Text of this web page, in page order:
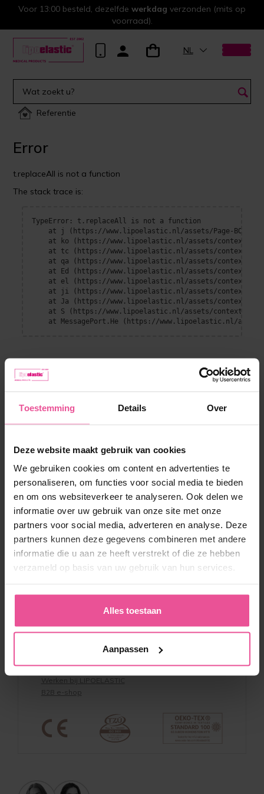
Toestemming Details Over
Deze website maakt gebruik van cookies
We gebruiken cookies om content en advertenties te
personaliseren, om functies voor social media te bieden
en om ons websiteverkeer te analyseren. Ook delen we
informatie over uw gebruik van onze site met onze
partners voor social media, adverteren en analyse. Deze
partners kunnen deze gegevens combineren met andere
informatie die u aan ze heeft verstrekt of die ze hebben
verzameld op basis van uw gebruik van hun services.
Alles toestaan
Aanpassen
Voor 13:00 besteld, dezelfde werkdag verzonden (mits op
voorraad).
NL
Referentie
Error
t.replaceAll is not a function
The stack trace is:
TypeError: t.replaceAll is not a function
at j (https://www.lipoelastic.nl/assets/Page-BOrFn-
at ko (https://www.lipoelastic.nl/assets/context-
at tc (https://www.lipoelastic.nl/assets/context-
at qa (https://www.lipoelastic.nl/assets/context-
at Ed (https://www.lipoelastic.nl/assets/context-
at el (https://www.lipoelastic.nl/assets/context-
at ji (https://www.lipoelastic.nl/assets/context-
at Ja (https://www.lipoelastic.nl/assets/context-
at S (https://www.lipoelastic.nl/assets/context-
at MessagePort.He (https://www.lipoelastic.nl/
Klantenservice
Contact
Boutique
Verzendmethoden en betalen
Algemene Voorwaarden
Retourneren
Kortingscodes & Voorwaarden
Privacy verklaring
Over ons & Contact
Referentie
Werken bij LIPOELASTIC
B2B e-shop